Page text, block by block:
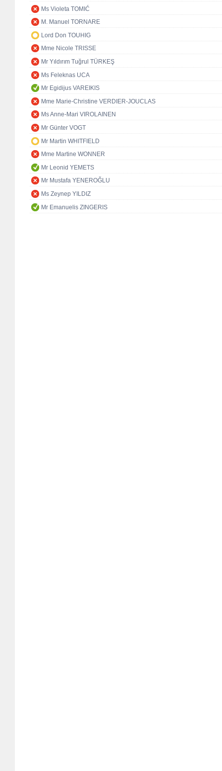
Ms Violeta TOMIĆ
M. Manuel TORNARE
Lord Don TOUHIG
Mme Nicole TRISSE
Mr Yıldırım Tuğrul TÜRKEŞ
Ms Feleknas UCA
Mr Egidijus VAREIKIS
Mme Marie-Christine VERDIER-JOUCLAS
Ms Anne-Mari VIROLAINEN
Mr Günter VOGT
Mr Martin WHITFIELD
Mme Martine WONNER
Mr Leonid YEMETS
Mr Mustafa YENEROĞLU
Ms Zeynep YILDIZ
Mr Emanuelis ZINGERIS